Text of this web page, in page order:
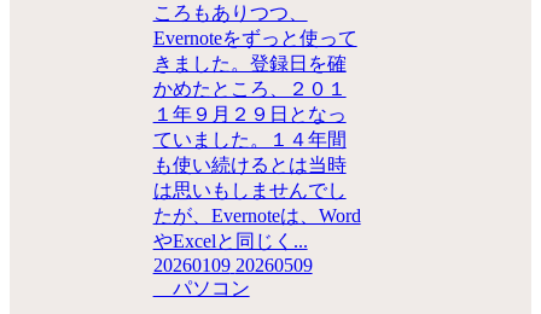
ころもありつつ、
Evernoteをずっと使って
きました。登録日を確
かめたところ、２０１
１年９月２９日となっ
ていました。１４年間
も使い続けるとは当時
は思いもしませんでし
たが、Evernoteは、Word
やExcelと同じく...
20260109 20260509
パソコン